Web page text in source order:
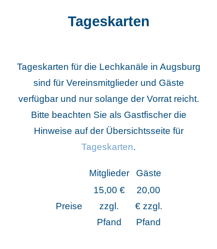
Tageskarten
Tageskarten für die Lechkanäle in Augsburg
sind für Vereinsmitglieder und Gäste
verfügbar und nur solange der Vorrat reicht.
Bitte beachten Sie als Gastfischer die
Hinweise auf der Übersichtsseite für
Tageskarten.
Mitglieder Gäste
Preise
15,00 €
zzgl.
Pfand
20,00
€ zzgl.
Pfand